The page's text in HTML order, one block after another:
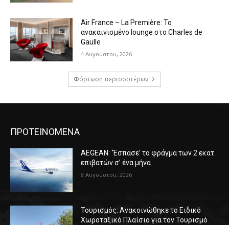
Air France – La Première: Το
ανακαινισμένο lounge στο Charles de
Gaulle
4 Αυγούστου, 2026
Φόρτωση περισσοτέρων
ΠΡΟΤΕΙΝΟΜΕΝΑ
AEGEAN: ‘Έσπασε’ το φράγμα των 2 εκατ.
επιβατών σ’ ένα μήνα
8 Αυγούστου, 2026
Τουρισμός: Ανακοινώθηκε το Ειδικό
Χωροταξικό Πλαίσιο για τον Τουρισμό